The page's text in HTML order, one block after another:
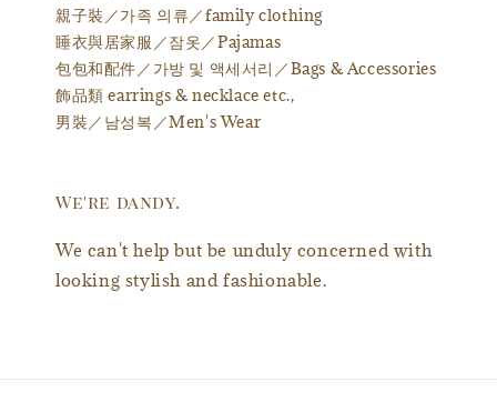
親子裝／가족 의류／family clothing
睡衣與居家服／잠옷／Pajamas
包包和配件／가방 및 액세서리／Bags & Accessories
飾品類 earrings & necklace etc.,
男裝／남성복／Men's Wear
We're dandy.
We can't help but be unduly concerned with
looking stylish and fashionable.